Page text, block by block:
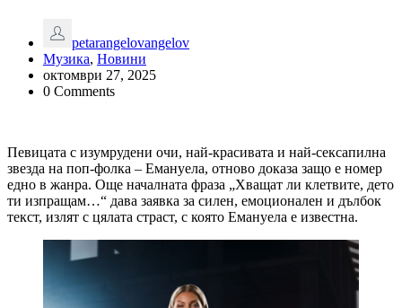
petarangelovangelov
Музика, Новини
октомври 27, 2025
0 Comments
Певицата с изумрудени очи, най-красивата и най-сексапилна
звезда на поп-фолка – Емануела, отново доказа защо е номер
едно в жанра. Още началната фраза „Хващат ли клетвите, дето
ти изпращам…“ дава заявка за силен, емоционален и дълбок
текст, излят с цялата страст, с която Емануела е известна.